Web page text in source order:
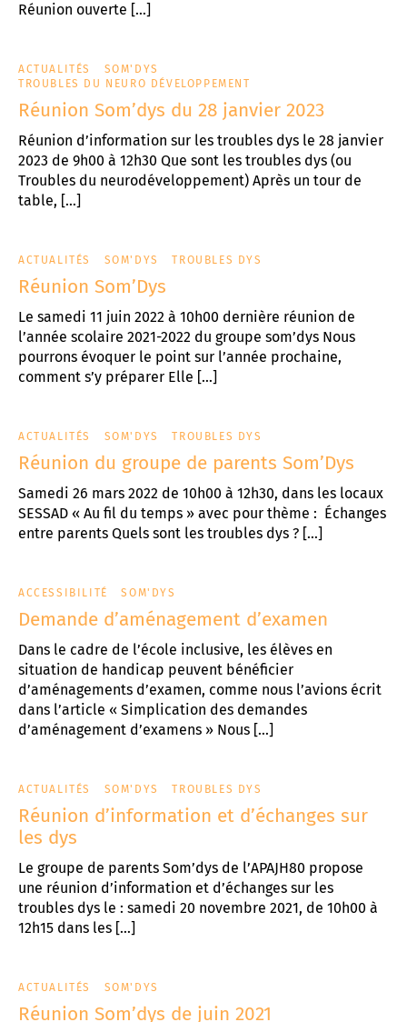
Réunion ouverte […]
ACTUALITÉS
SOM'DYS
TROUBLES DU NEURO DÉVELOPPEMENT
Réunion Som’dys du 28 janvier 2023
Réunion d’information sur les troubles dys le 28 janvier
2023 de 9h00 à 12h30 Que sont les troubles dys (ou
Troubles du neurodéveloppement) Après un tour de
table, […]
ACTUALITÉS SOM'DYS TROUBLES DYS
Réunion Som’Dys
Le samedi 11 juin 2022 à 10h00 dernière réunion de
l’année scolaire 2021-2022 du groupe som’dys Nous
pourrons évoquer le point sur l’année prochaine,
comment s’y préparer Elle […]
ACTUALITÉS SOM'DYS TROUBLES DYS
Réunion du groupe de parents Som’Dys
Samedi 26 mars 2022 de 10h00 à 12h30, dans les locaux
SESSAD « Au fil du temps » avec pour thème : Échanges
entre parents Quels sont les troubles dys ? […]
ACCESSIBILITÉ SOM'DYS
Demande d’aménagement d’examen
Dans le cadre de l’école inclusive, les élèves en
situation de handicap peuvent bénéficier
d’aménagements d’examen, comme nous l’avions écrit
dans l’article « Simplication des demandes
d’aménagement d’examens » Nous […]
ACTUALITÉS SOM'DYS TROUBLES DYS
Réunion d’information et d’échanges sur
les dys
Le groupe de parents Som’dys de l’APAJH80 propose
une réunion d’information et d’échanges sur les
troubles dys le : samedi 20 novembre 2021, de 10h00 à
12h15 dans les […]
ACTUALITÉS SOM'DYS
Réunion Som’dys de juin 2021